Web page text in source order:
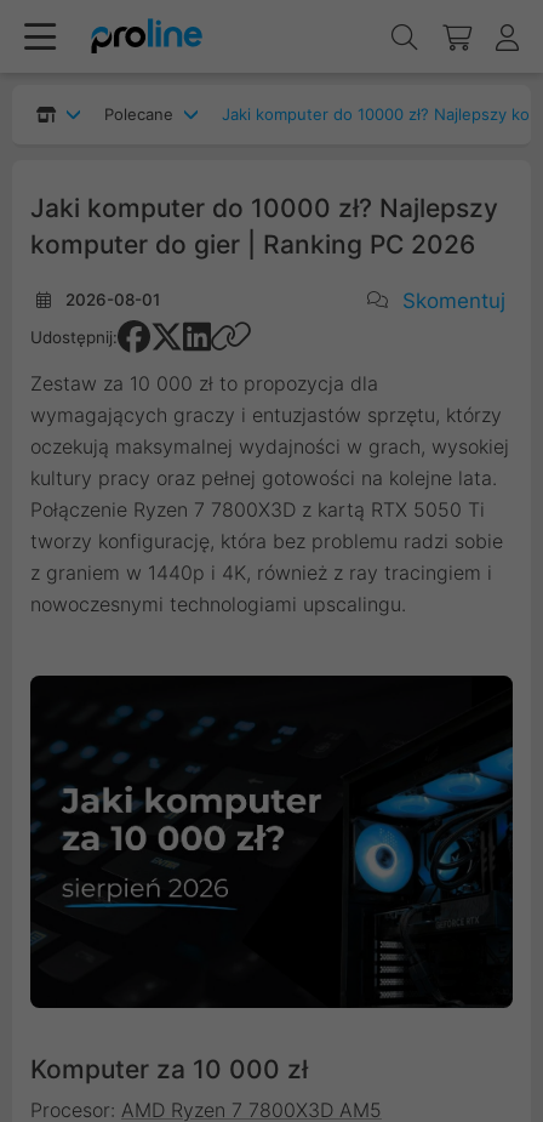
Polecane
Jaki komputer do 10000 zł? Najlepszy
komputer do gier | Ranking PC 2026
2026-08-01 Skomentuj
Udostępnij:
Zestaw za 10 000 zł to propozycja dla
wymagających graczy i entuzjastów sprzętu, którzy
oczekują maksymalnej wydajności w grach, wysokiej
kultury pracy oraz pełnej gotowości na kolejne lata.
Połączenie Ryzen 7 7800X3D z kartą RTX 5050 Ti
tworzy konfigurację, która bez problemu radzi sobie
z graniem w 1440p i 4K, również z ray tracingiem i
nowoczesnymi technologiami upscalingu.
Komputer za 10 000 zł
Procesor: AMD Ryzen 7 7800X3D AM5